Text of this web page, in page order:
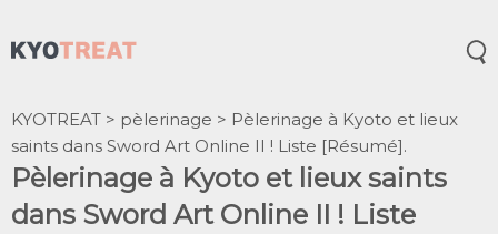
KYOTREAT > pèlerinage > Pèlerinage à Kyoto et lieux
saints dans Sword Art Online II ! Liste [Résumé].
Pèlerinage à Kyoto et lieux saints
dans Sword Art Online II ! Liste